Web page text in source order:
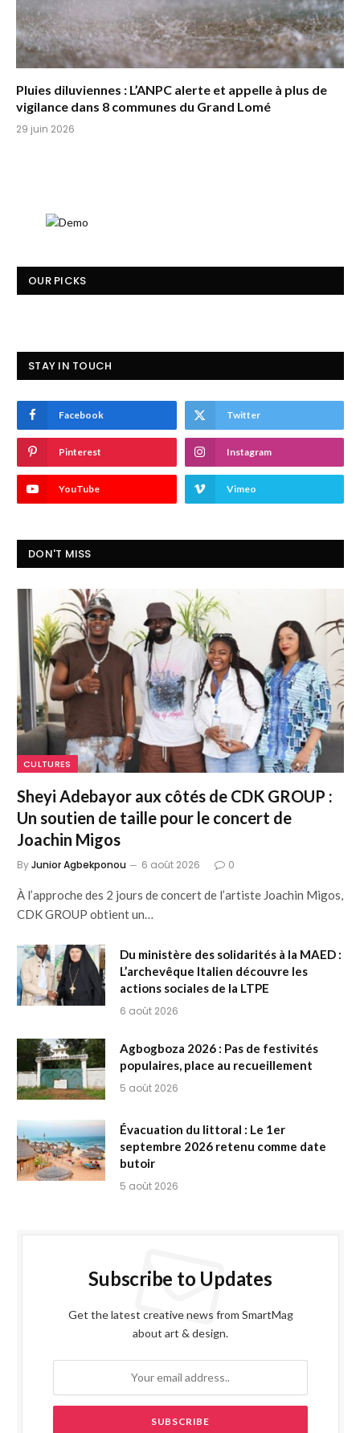
Pluies diluviennes : L’ANPC alerte et appelle à plus de
vigilance dans 8 communes du Grand Lomé
29 juin 2026
OUR PICKS
STAY IN TOUCH
Facebook Twitter
Pinterest Instagram
YouTube Vimeo
DON'T MISS
CULTURES
Sheyi Adebayor aux côtés de CDK GROUP :
Un soutien de taille pour le concert de
Joachin Migos
ByJunior Agbekponou 6 août 2026 0
À l’approche des 2 jours de concert de l’artiste Joachin Migos,
CDK GROUP obtient un…
Du ministère des solidarités à la MAED :
L’archevêque Italien découvre les
actions sociales de la LTPE
6 août 2026
Agbogboza 2026 : Pas de festivités
populaires, place au recueillement
5 août 2026
Évacuation du littoral : Le 1er
septembre 2026 retenu comme date
butoir
5 août 2026
Subscribe to Updates
Get the latest creative news from SmartMag
about art & design.